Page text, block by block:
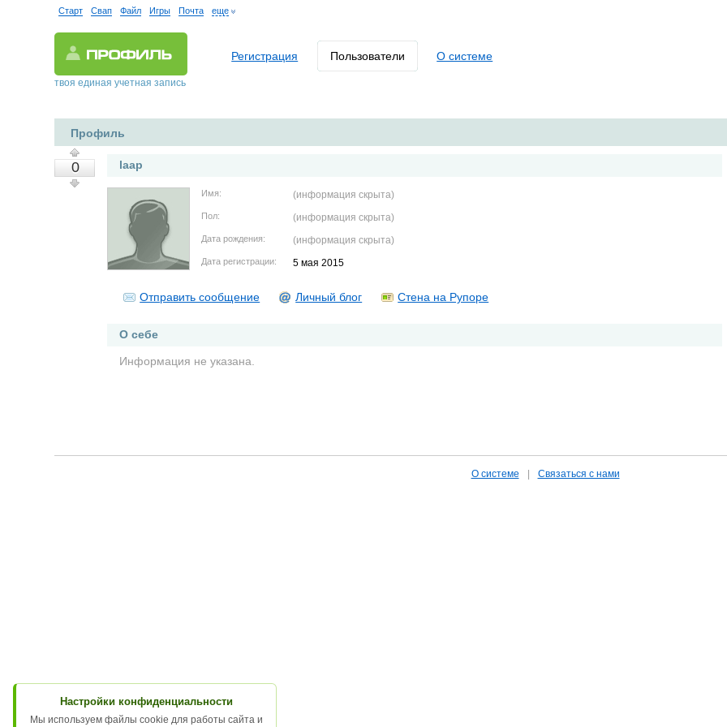
Старт Свап Файл Игры Почта еще
твоя единая учетная запись
Регистрация Пользователи О системе
Профиль
0 laap
Имя: (информация скрыта)
Пол: (информация скрыта)
Дата рождения: (информация скрыта)
Дата регистрации: 5 мая 2015
Отправить сообщение Личный блог Стена на Рупоре
О себе
Информация не указана.
О системе Связаться с нами
Настройки конфиденциальности
Мы используем файлы cookie для работы сайта и